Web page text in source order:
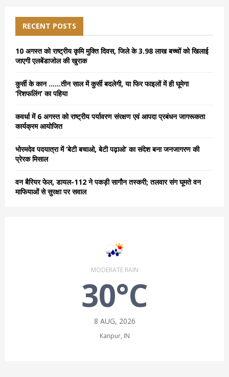
f
o
r
RECENT POSTS
10 अगस्त को राष्ट्रीय कृमि मुक्ति दिवस, जिले के 3.98 लाख बच्चों को खिलाई
जाएगी एलबेंडाजोल की खुराक
कुर्सी के कान ……तीन साल में कुर्सी बदलेगी, या फिर फाइलों में ही घूमेगा
‘रिशफलिंग’ का पहिया
कवर्धा में 6 अगस्त को राष्ट्रीय पर्यावरण संरक्षण एवं आपदा प्रबंधन जागरूकता
कार्यक्रम आयोजित
भोरमदेव पदयात्रा में ‘बेटी बचाओ, बेटी पढ़ाओ’ का संदेश बना जनजागरण की
प्रेरक मिसाल
वन बैरियर फेल, डायल-112 ने पकड़ी सागौन तस्करी; तलवार संग घूमते वन
माफियाओं से सुरक्षा पर सवाल
MODERATE RAIN
30°C
8 AUG, 2026
Kanpur, IN